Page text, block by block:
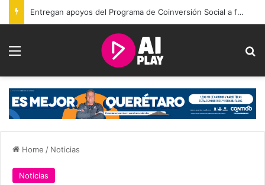
Entregan apoyos del Programa de Coinversión Social a familias de Amealco
Menu
Home / Noticias
Noticias